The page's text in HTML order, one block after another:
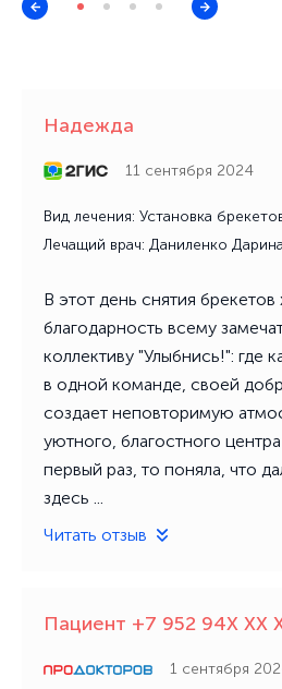
Надежда
11 сентября 2024
Вид лечения: Установка
Лечащий врач: Даниленко
В этот день снятия брекетов
благодарность всему
коллективу "Улыбнись!": где
в одной команде, своей
создает неповторимую
уютного, благостного
первый раз, то поняла, что
здесь ...
Читать отзыв
Пациент +7 952 94X XX
1 сентября